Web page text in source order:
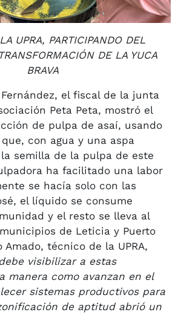
UPRA, PARTICIPANDO DEL
DE LA YUCA
BRAVA
el fiscal de la junta
Peta Peta, mostró el
de pulpa de asaí, usando
con agua y una aspa
semilla de la pulpa de este
ha facilitado una labor
se hacía solo con las
el líquido se consume
y el resto se lleva al
de Leticia y Puerto
Amado, técnico de la UPRA,
visibilizar a estas
manera como avanzan en el
sistemas productivos para
de aptitud abrió un